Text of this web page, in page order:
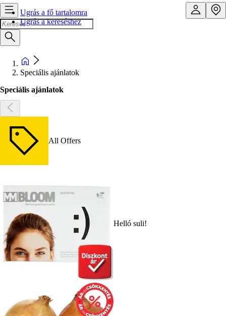
Ugrás a fő tartalomra
Ugrás a kereséshez
Speciális ajánlatok
Speciális ajánlatok
All Offers
Helló suli!